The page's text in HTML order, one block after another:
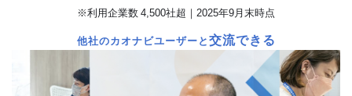
※利用企業数 4,500社超｜2025年9月末時点
他社のカオナビユーザーと交流できる